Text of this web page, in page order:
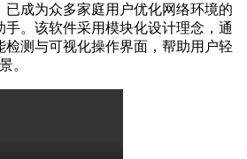
已成为众多家庭用户优化网络环境的
手。该软件采用模块化设计理念，通
检测与可视化操作界面，帮助用户轻
。